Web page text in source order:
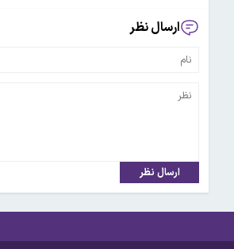
ارسال نظر
ارسال نظر